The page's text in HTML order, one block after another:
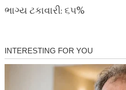
ભાગ્ય ટકાવારી: ૬૫%